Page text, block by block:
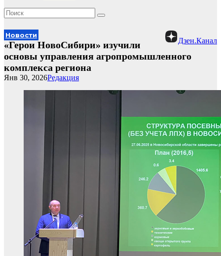
Новости
Дзен.Канал
«Герои НовоСибири» изучили
основы управления агропромышленного
комплекса региона
Редакция
Янв 30, 2026